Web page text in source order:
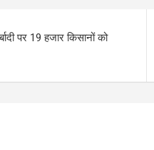
पर 19 हजार किसानों को